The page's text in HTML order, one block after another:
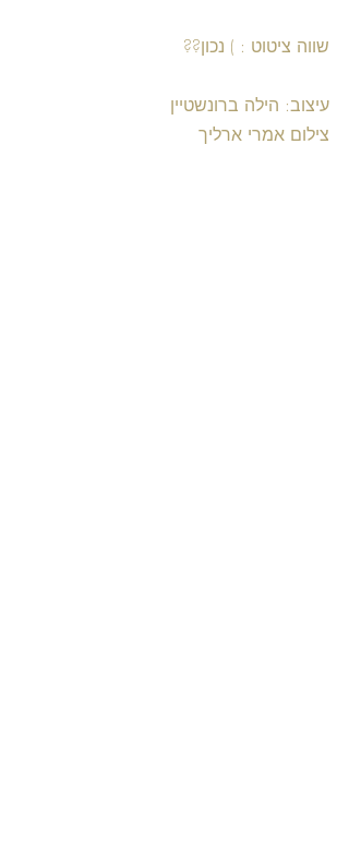
שווה ציטוט : ) נכון??
עיצוב: הילה ברונשטיין
צילום אמרי ארליך